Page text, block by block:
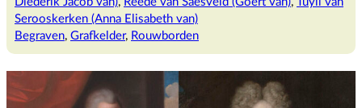
Andrieskerk
Serooskerken (Anna Elisabeth van)
Begraven, Grafkelder, Rouwborden